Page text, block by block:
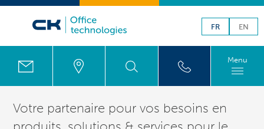
FR EN
Menu
Votre partenaire pour vos besoins en